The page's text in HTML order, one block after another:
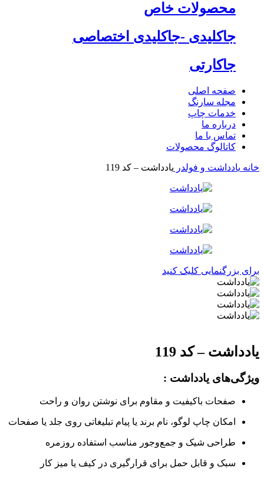
محصولات خاص
جاکلیدی -جاکلیدی اختصاصی
جاکارتی
صفحه اصلی
مجله سارنگ
خدمات چاپ
درباره ما
تماس با ما
کاتالوگ محصولات
خانه یادداشت و فولدر یادداشت – کد 119
برای بزرگنمایی کلیک کنید
یادداشت – کد 119
ویژگی‌های یادداشت :
صفحات باکیفیت و مقاوم برای نوشتن روان و راحت
امکان چاپ لوگو، نام برند یا پیام تبلیغاتی روی جلد یا صفحات
طراحی شیک و جمع‌وجور مناسب استفاده روزمره
سبک و قابل حمل برای قرارگیری در کیف یا میز کار